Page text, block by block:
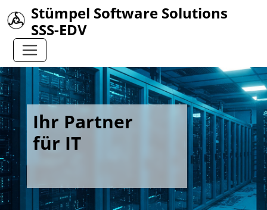
Stümpel Software Solutions
SSS-EDV
Ihr Partner
für IT